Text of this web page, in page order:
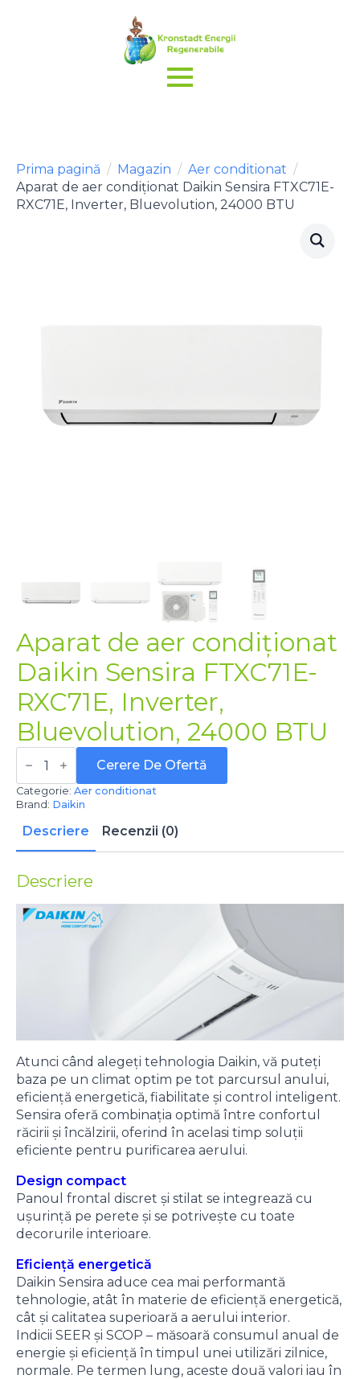
Prima pagină Magazin
Aer conditionat
Aparat de aer condiționat Daikin Sensira FTXC71E-
RXC71E, Inverter, Bluevolution, 24000 BTU
Aparat de aer condiționat
Daikin Sensira FTXC71E-
RXC71E, Inverter,
Bluevolution, 24000 BTU
Cantitate
Aparat
aer
condiționat
Sensira
RXC71E,
Bluevolution,
BTU
Cerere De Ofertă
Categorie: Aer conditionat
Brand: Daikin
Descriere Recenzii (0)
Descriere
Atunci când alegeți tehnologia Daikin, vă puteți
baza pe un climat optim pe tot parcursul anului,
eficiență energetică, fiabilitate și control inteligent.
Sensira oferă combinația optimă între confortul
răcirii și încălzirii, oferind în acelasi timp soluții
eficiente pentru purificarea aerului.
Design compact
Panoul frontal discret și stilat se integrează cu
ușurință pe perete și se potrivește cu toate
decorurile interioare.
Eficiență energetică
Daikin Sensira aduce cea mai performantă
tehnologie, atât în materie de eficiență energetică,
cât și calitatea superioară a aerului interior.
Indicii SEER și SCOP – măsoară consumul anual de
energie şi eficiență în timpul unei utilizări zilnice,
normale. Pe termen lung, aceste două valori iau în